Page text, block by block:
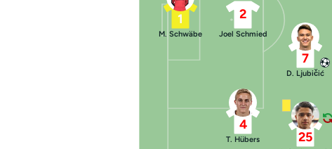
1
M. Schwäbe
2
Joel Schmied
4
T. Hübers
7
D. Ljubičić
25